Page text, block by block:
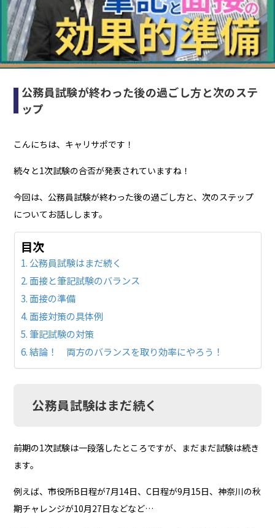
公務員試験が終わった後の過ごし方と次のステ
ップ
こんにちは、キャリサポです！
続々と1次試験の合否が発表されていますね！
今回は、公務員試験が終わった後の過ごし方と、次のステップ
についてお話しします。
目次
公務員試験はまだ続く
面接と筆記試験のバランス
面接の準備
面接対策の具体例
筆記試験の対策
結論！ 両方のバランスを取り効率にやろう！
公務員試験はまだ続く
前期の1次試験は一段落したところですが、まだまだ試験は続き
ます。
例えば、市役所B日程が7月14日、C日程が9月15日、神奈川の秋
期チャレンジが10月27日などなど…